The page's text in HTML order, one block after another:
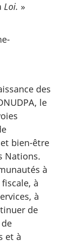
Loi. »
des
le
bien-être
Nations.
à
à
à
de
et à